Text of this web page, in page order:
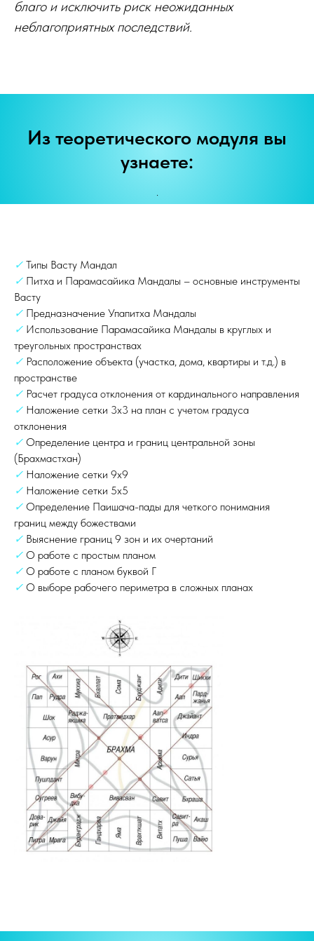
благо и исключить риск неожиданных
неблагоприятных последствий.
Из теоретического модуля вы
узнаете:
.
✓ Типы Васту Мандал
✓ Питха и Парамасайика Мандалы – основные инструменты
Васту
✓ Предназначение Упапитха Мандалы
✓ Использование Парамасайика Мандалы в круглых и
треугольных пространствах
✓ Расположение объекта (участка, дома, квартиры и т.д.) в
пространстве
✓ Расчет градуса отклонения от кардинального направления
✓ Наложение сетки 3х3 на план с учетом градуса
отклонения
✓ Определение центра и границ центральной зоны
(Брахмастхан)
✓ Наложение сетки 9х9
✓ Наложение сетки 5х5
✓ Определение Паишача-пады для четкого понимания
границ между божествами
✓ Выяснение границ 9 зон и их очертаний
✓ О работе с простым планом
✓ О работе с планом буквой Г
✓ О выборе рабочего периметра в сложных планах